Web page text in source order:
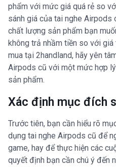
phẩm với mức giá quá rẻ so
sánh giá của tai nghe
chất lượng sản phẩm bạn
không trả nhầm tiền so với
mua tại 2handland, hãy yên
Airpods cũ với một mức hợp
sản phẩm.
Xác định mục đích
Trước tiên, bạn cần hiểu rõ
dụng tai nghe Airpods cũ để
game, hay để thực hiện các
quyết định bạn cần chú ý đến